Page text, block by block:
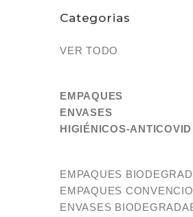
Categorias
VER TODO
EMPAQUES
ENVASES
HIGIÉNICOS-ANTICOVID
EMPAQUES
EMPAQUES
ENVASES